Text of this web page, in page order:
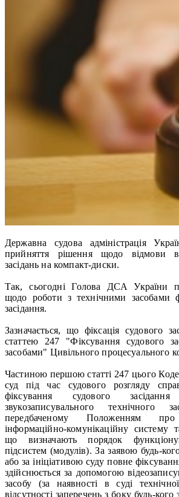
Державна судова адміністрація
прийняття рішення щодо відмови
засідань на компакт-диски.
Так, сьогодні Голова ДСА України
щодо роботи з технічними засобами
засідання.
Зазначається, що фіксація судового
статтею 247 "Фіксування судового
засобами" Цивільного процесуального
Частиною першою статті 247 цього
суд під час судового розгляду
фіксування судового
звукозаписувального технічного
передбаченому Положенням
інформаційно-комунікаційну систему
що визначають порядок
підсистем (модулів). За заявою будь-
або за ініціативою суду повне
здійснюється за допомогою
засобу (за наявності в суді
відсутності заперечень з боку будь-кого